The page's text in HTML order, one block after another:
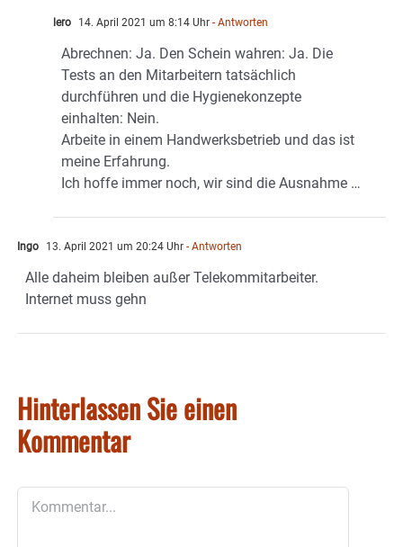
lero 14. April 2021 um 8:14 Uhr - Antworten
Abrechnen: Ja. Den Schein wahren: Ja. Die
Tests an den Mitarbeitern tatsächlich
durchführen und die Hygienekonzepte
einhalten: Nein.
Arbeite in einem Handwerksbetrieb und das ist
meine Erfahrung.
Ich hoffe immer noch, wir sind die Ausnahme …
Ingo 13. April 2021 um 20:24 Uhr - Antworten
Alle daheim bleiben außer Telekommitarbeiter.
Internet muss gehn
Hinterlassen Sie einen
Kommentar